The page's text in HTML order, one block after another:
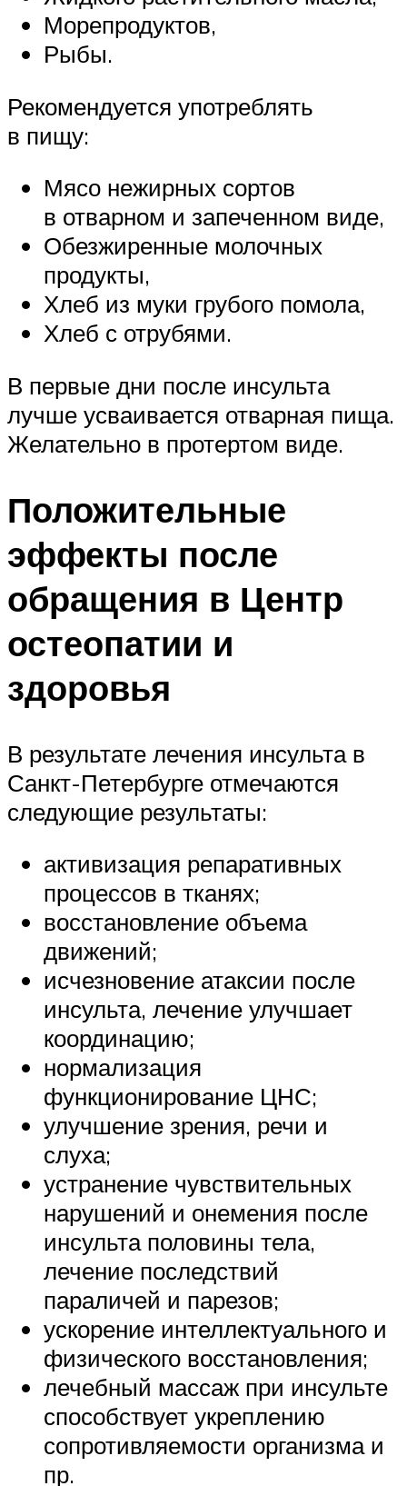
Морепродуктов,
Рыбы.
Рекомендуется употреблять
в пищу:
Мясо нежирных сортов
в отварном и запеченном виде,
Обезжиренные молочных
продукты,
Хлеб из муки грубого помола,
Хлеб с отрубями.
В первые дни после инсульта
лучше усваивается отварная пища.
Желательно в протертом виде.
Положительные
эффекты после
обращения в Центр
остеопатии и
здоровья
В результате лечения инсульта в
Санкт-Петербурге отмечаются
следующие результаты:
активизация репаративных
процессов в тканях;
восстановление объема
движений;
исчезновение атаксии после
инсульта, лечение улучшает
координацию;
нормализация
функционирование ЦНС;
улучшение зрения, речи и
слуха;
устранение чувствительных
нарушений и онемения после
инсульта половины тела,
лечение последствий
параличей и парезов;
ускорение интеллектуального и
физического восстановления;
лечебный массаж при инсульте
способствует укреплению
сопротивляемости организма и
пр.